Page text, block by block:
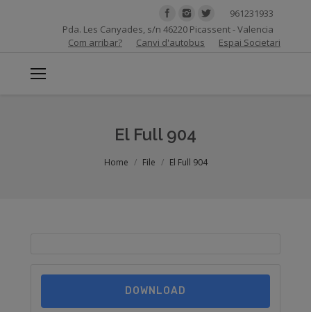
961231933
Pda. Les Canyades, s/n 46220 Picassent - Valencia
Com arribar?
Canvi d'autobus Espai Societari
El Full 904
Home File El Full 904
DOWNLOAD